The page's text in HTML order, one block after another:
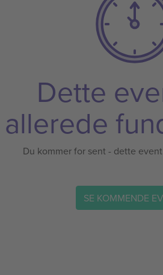
Dette
allerede
Du kommer for sent - dette
SE KOMMENDE